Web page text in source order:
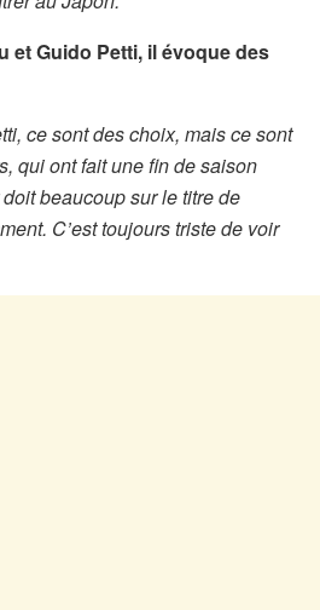
et Guido Petti, il évoque des
ce sont des choix, mais ce sont
qui ont fait une fin de saison
beaucoup sur le titre de
C’est toujours triste de voir